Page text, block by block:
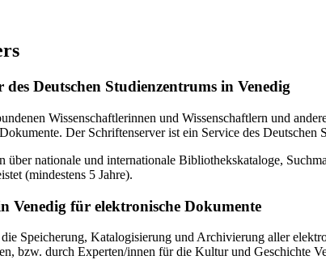
Deutschen Studienzentrums in Venedig
Wissenschaftlerinnen und Wissenschaftlern und
Der Schriftenserver ist ein Service des Deutschen
nationale und internationale Bibliothekskataloge,
(mindestens 5 Jahre).
Venedig für elektronische Dokumente
Speicherung, Katalogisierung und Archivierung aller
bzw. durch Experten/innen für die Kultur und Geschichte